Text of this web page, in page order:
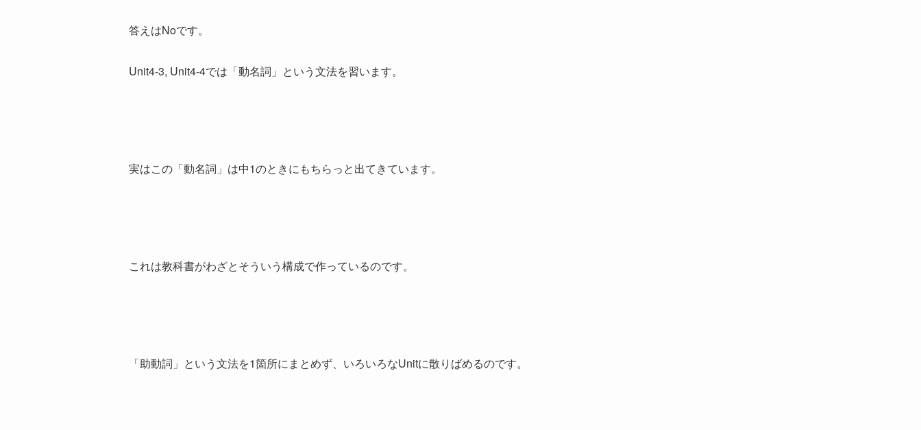
答えはNoです。
Unit4-3, Unit4-4では「動名詞」という文法を習います。
実はこの「動名詞」は中1のときにもちらっと出てきています。
これは教科書がわざとそういう構成で作っているのです。
「助動詞」という文法を1箇所にまとめず、いろいろなUnitに散りばめるのです。